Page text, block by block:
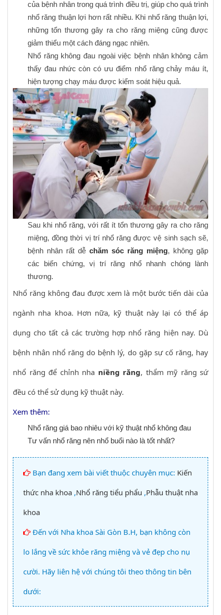
của bệnh nhân trong quá trình điều trị, giúp cho quá trình
nhổ răng thuận lợi hơn rất nhiều. Khi nhổ răng thuận lợi,
những tổn thương gây ra cho răng miệng cũng được
giảm thiểu một cách đáng ngạc nhiên.
Nhổ răng không đau ngoài việc bệnh nhân không cảm
thấy đau nhức còn có ưu điểm nhổ răng chảy máu ít,
hiện tượng chạy máu được kiểm soát hiệu quả.
Sau khi nhổ răng, với rất ít tổn thương gây ra cho răng
miệng, đồng thời vị trí nhổ răng được vệ sinh sạch sẽ,
bệnh nhân rất dễ chăm sóc răng miệng, không gặp
các biến chứng, vị trí răng nhổ nhanh chóng lành
thương.
Nhổ răng không đau được xem là một bước tiến dài của
ngành nha khoa. Hơn nữa, kỹ thuật này lại có thể áp
dụng cho tất cả các trường hợp nhổ răng hiện nay. Dù
bệnh nhân nhổ răng do bệnh lý, do gặp sự cố răng, hay
nhổ răng để chỉnh nha niềng răng, thẩm mỹ răng sứ
đều có thể sử dụng kỹ thuật này.
Xem thêm:
Nhổ răng giá bao nhiêu với kỹ thuật nhổ không đau
Tư vấn nhổ răng nên nhổ buổi nào là tốt nhất?
Bạn đang xem bài viết thuộc chuyên mục: Kiến
thức nha khoa ,Nhổ răng tiểu phẩu ,Phẫu thuật nha
khoa
Đến với Nha khoa Sài Gòn B.H, bạn không còn
lo lắng về sức khỏe răng miệng và vẻ đẹp cho nụ
cười. Hãy liên hệ với chúng tôi theo thông tin bên
dưới: